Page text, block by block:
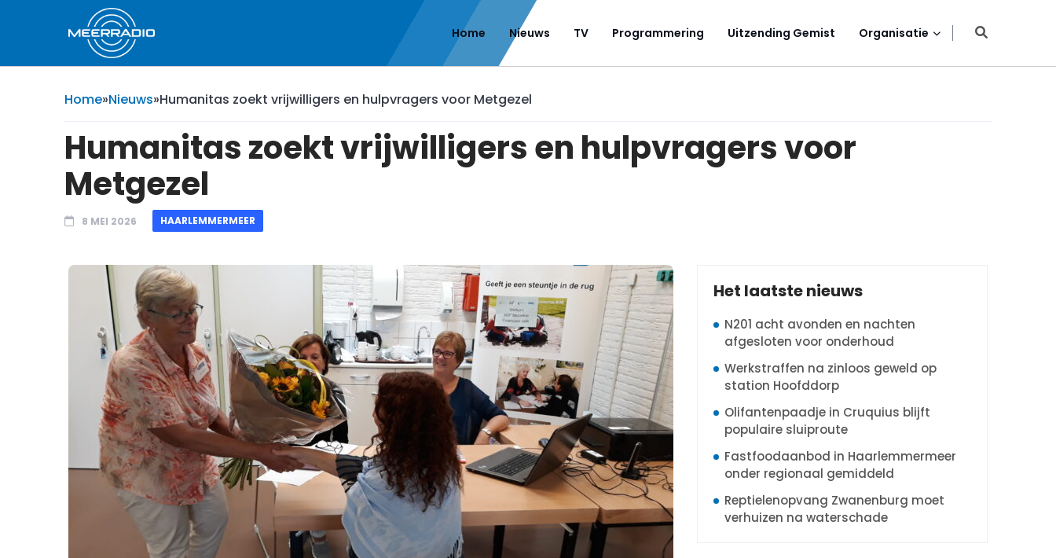
Home Nieuws TV Programmering Uitzending Gemist Organisatie
Home»Nieuws»Humanitas zoekt vrijwilligers en hulpvragers voor Metgezel
Humanitas zoekt vrijwilligers en hulpvragers voor
Metgezel
8 MEI 2026 HAARLEMMERMEER
Het laatste nieuws
N201 acht avonden en nachten
afgesloten voor onderhoud
Werkstraffen na zinloos geweld op
station Hoofddorp
Olifantenpaadje in Cruquius blijft
populaire sluiproute
Fastfoodaanbod in Haarlemmermeer
onder regionaal gemiddeld
Reptielenopvang Zwanenburg moet
verhuizen na waterschade